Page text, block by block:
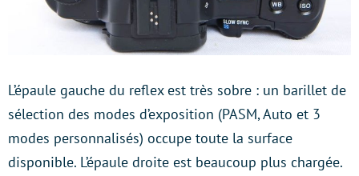
L’épaule gauche du reflex est très sobre : un barillet de
sélection des modes d’exposition (PASM, Auto et 3
modes personnalisés) occupe toute la surface
disponible. L’épaule droite est beaucoup plus chargée.